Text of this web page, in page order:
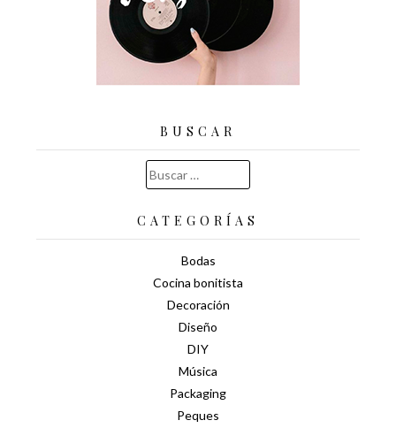
BUSCAR
Buscar:
CATEGORÍAS
Bodas
Cocina bonitista
Decoración
Diseño
DIY
Música
Packaging
Peques